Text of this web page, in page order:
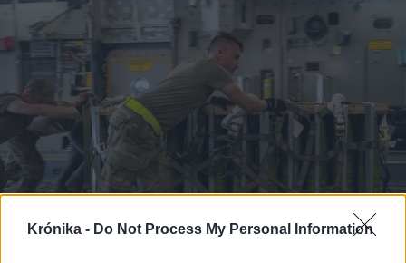
Krónika - Do Not Process My Personal Information
2023. augusztus 22., kedd